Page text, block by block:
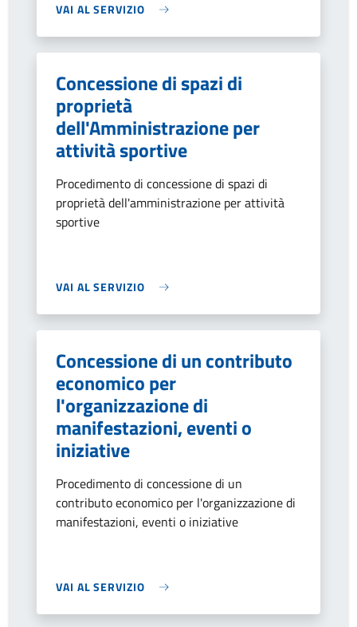
VAI AL SERVIZIO
Concessione di spazi di
proprietà
dell'Amministrazione per
attività sportive
Procedimento di concessione di spazi di
proprietà dell'amministrazione per attività
sportive
VAI AL SERVIZIO
Concessione di un contributo
economico per
l'organizzazione di
manifestazioni, eventi o
iniziative
Procedimento di concessione di un
contributo economico per l'organizzazione di
manifestazioni, eventi o iniziative
VAI AL SERVIZIO